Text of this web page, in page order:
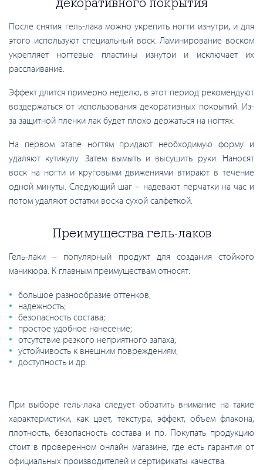
После снятия гель-лака можно укрепить ногти изнутри, и для
этого используют специальный воск. Ламинирование воском
укрепляет ногтевые пластины изнутри и исключает их
расслаивание.
Эффект длится примерно неделю, в этот период рекомендуют
воздержаться от использования декоративных покрытий. Из-
за защитной пленки лак будет плохо держаться на ногтях.
На первом этапе ногтям придают необходимую форму и
удаляют кутикулу. Затем вымыть и высушить руки. Наносят
воск на ногти и круговыми движениями втирают в течение
одной минуты. Следующий шаг – надевают перчатки на час и
потом удаляют остатки воска сухой салфеткой.
Преимущества гель-лаков
Гель-лаки – популярный продукт для создания стойкого
маникюра. К главным преимуществам относят:
большое разнообразие оттенков;
надежность;
безопасность состава;
простое удобное нанесение;
отсутствие резкого неприятного запаха;
устойчивость к внешним повреждениям;
доступность и др.
При выборе гель-лака следует обратить внимание на такие
характеристики, как цвет, текстура, эффект, объем флакона,
плотность, безопасность состава и пр. Покупать продукцию
стоит в проверенном онлайн магазине, где есть гарантия от
официальных производителей и сертификаты качества.